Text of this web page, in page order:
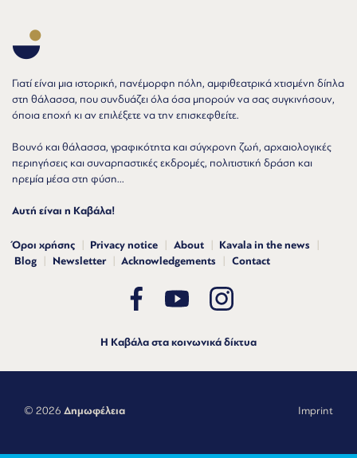
Γιατί είναι μια ιστορική, πανέμορφη πόλη, αμφιθεατρικά χτισμένη δίπλα
στη θάλασσα, που συνδυάζει όλα όσα μπορούν να σας συγκινήσουν,
όποια εποχή κι αν επιλέξετε να την επισκεφθείτε.
Βουνό και θάλασσα, γραφικότητα και σύγχρονη ζωή, αρχαιολογικές
περιηγήσεις και συναρπαστικές εκδρομές, πολιτιστική δράση και
ηρεμία μέσα στη φύση...
Αυτή είναι η Καβάλα!
Όροι χρήσης Privacy notice About
Kavala in the news
Blog
Newsletter Acknowledgements Contact
Η Καβάλα στα κοινωνικά δίκτυα
© 2026 Δημωφέλεια Imprint